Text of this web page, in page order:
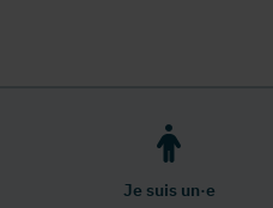
Je suis un·e